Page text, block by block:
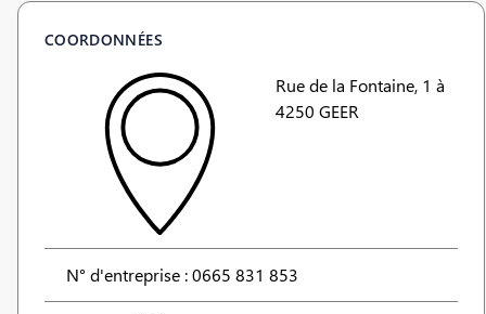
COORDONNÉES
Rue de la Fontaine, 1 à
4250 GEER
N° d'entreprise : 0665 831 853